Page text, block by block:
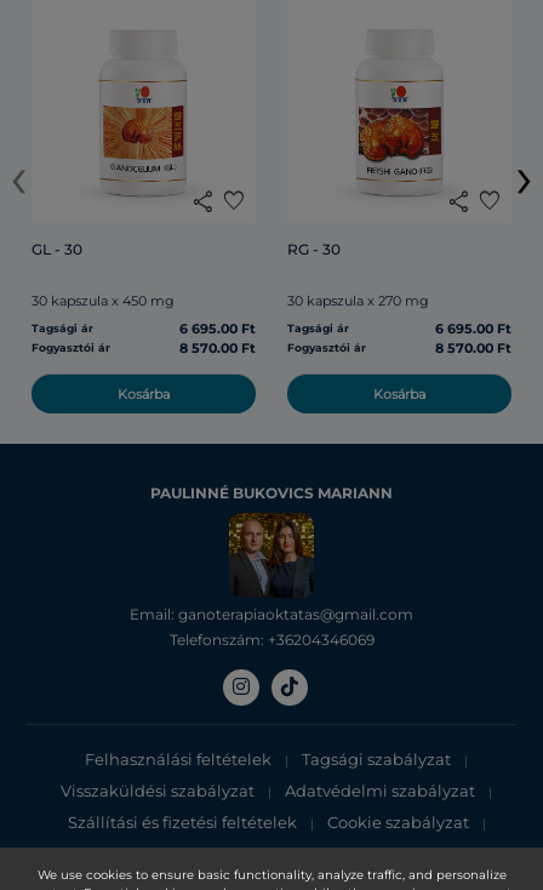
We use cookies to ensure basic functionality, analyze traffic, and personalize
share favorite
GL - 30
30 kapszula x 450 mg
Tagsági ár 6 695.00 Ft
Fogyasztói ár 8 570.00 Ft
Kosárba
share favorite
RG - 30
30 kapszula x 270 mg
Tagsági ár 6 695.00 Ft
Fogyasztói ár 8 570.00 Ft
Kosárba
‹ ›
PAULINNÉ BUKOVICS MARIANN
Email: ganoterapiaoktatas@gmail.com
Telefonszám: +36204346069
Felhasználási feltételek | Tagsági szabályzat |
Visszaküldési szabályzat | Adatvédelmi szabályzat |
Szállítási és fizetési feltételek | Cookie szabályzat |
Adatvédelmi tájékoztató